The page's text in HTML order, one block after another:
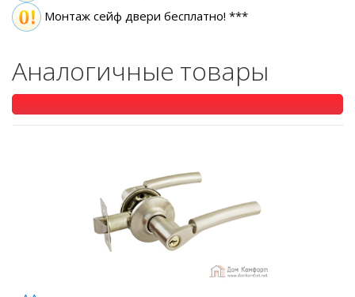
Монтаж сейф двери бесплатно! ***
Аналогичные товары